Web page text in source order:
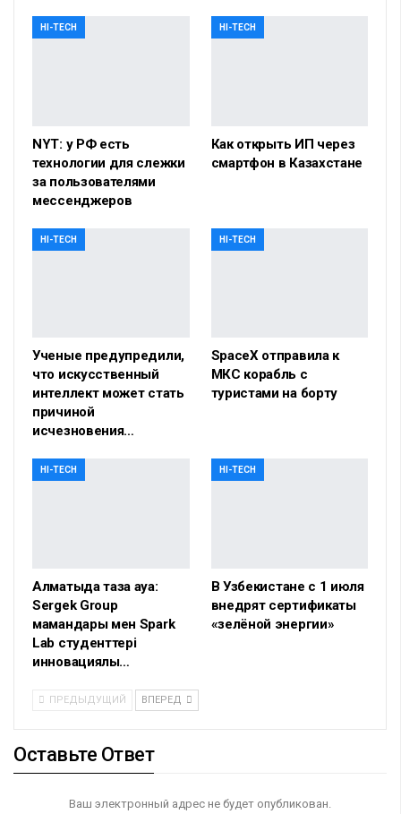
HI-TECH
NYT: у РФ есть
технологии для слежки
за пользователями
мессенджеров
HI-TECH
Как открыть ИП через
смартфон в Казахстане
HI-TECH
Ученые предупредили,
что искусственный
интеллект может стать
причиной
исчезновения…
HI-TECH
SpaceX отправила к
МКС корабль с
туристами на борту
HI-TECH
Алматыда таза ауа:
Sergek Group
мамандары мен Spark
Lab студенттері
инновациялық…
HI-TECH
В Узбекистане с 1 июля
внедрят сертификаты
«зелёной энергии»
ПРЕДЫДУЩИЙ ВПЕРЕД
Оставьте Ответ
Ваш электронный адрес не будет опубликован.